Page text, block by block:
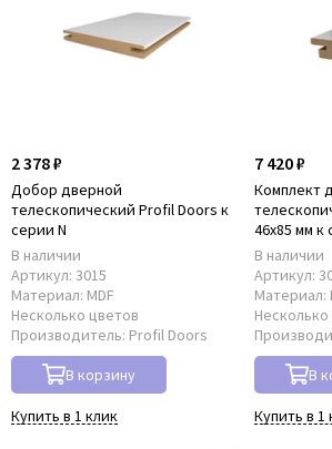
2 378 ₽
Добор дверной
телескопический Profil Doors к
серии N
В наличии
Артикул: 3015
Материал: MDF
Несколько цветов
Производитель: Profil Doors
В корзину
Купить в 1 клик
7 420 ₽
Комплект
46x85 мм к
В наличии
Артикул:
Материал:
В
Купить в 1